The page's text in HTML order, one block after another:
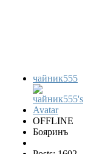
чайник555
OFFLINE
Бояринъ